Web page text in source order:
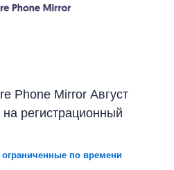
Phone Mirror Август
регистрационный
по времени